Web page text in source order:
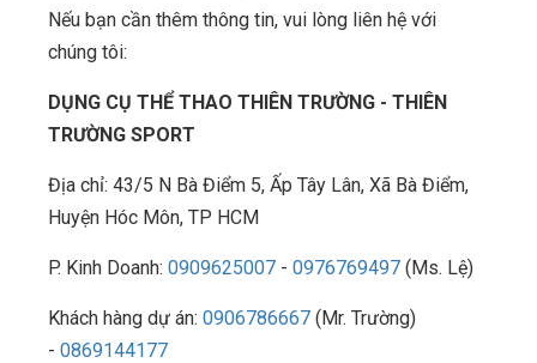
Nếu bạn cần thêm thông tin, vui lòng liên hệ với
chúng tôi:
DỤNG CỤ THỂ THAO THIÊN TRƯỜNG - THIÊN
TRƯỜNG SPORT
Địa chỉ: 43/5 N Bà Điểm 5, Ấp Tây Lân, Xã Bà Điểm,
Huyện Hóc Môn, TP HCM
P. Kinh Doanh: 0909625007 - 0976769497 (Ms. Lệ)
Khách hàng dự án: 0906786667 (Mr. Trường)
- 0869144177